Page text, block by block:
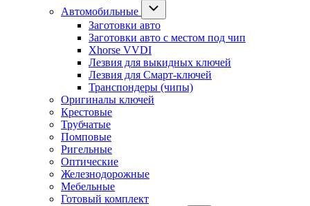
Автомобильные
Заготовки авто
Заготовки авто с местом под чип
Xhorse VVDI
Лезвия для выкидных ключей
Лезвия для Смарт-ключей
Транспондеры (чипы)
Оригиналы ключей
Крестовые
Трубчатые
Помповые
Ригельные
Оптические
Железнодорожные
Мебельные
Готовый комплект